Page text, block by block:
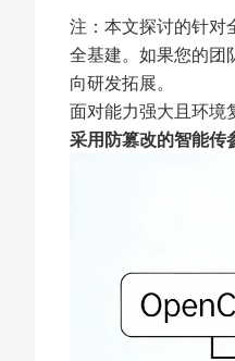
注：本文探讨的针
全基建。如果您的团
向研发拓展。
面对能力强大且环境
采用防篡改的智能传